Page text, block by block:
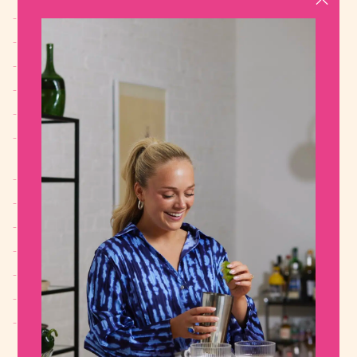
3/4 c. à thé (3,75 ml) de sel
1 c. à soupe (15 ml) de gingembre frais râpé
2 gousses d’ail, hachées
2 c. à soupe (30 ml) de pâte de tomates
2 c. à soupe (30 ml) de pâte de cari
2 tasse (500 ml) de bouillon de poulet ou de
1 conserve de 398 ml de lait de coco régulier
1 c. à soupe (15 ml) de jus de lime
1 c. à soupe (15 ml) de sauce poisson (facultatif)
1 c. à soupe (15 ml) de sirop d’érable ou de miel
2 c. à thé (10 ml) de sambal oelek ou de sriracha
20 à 24 dumplings surgelés au choix
2 tasse (85 g) d’épinards